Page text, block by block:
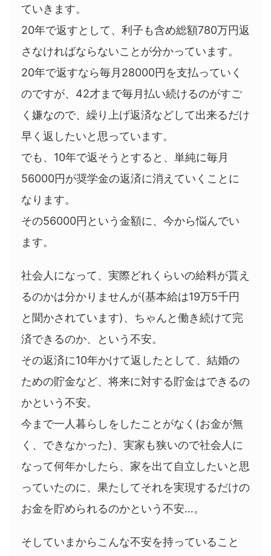
ていきます。
20年で返すとして、利子も含め総額780万円返
さなければならないことが分かっています。
20年で返すなら毎月28000円を支払っていく
のですが、42才まで毎月払い続けるのがすご
く嫌なので、繰り上げ返済などして出来るだけ
早く返したいと思っています。
でも、10年で返そうとすると、単純に毎月
56000円が奨学金の返済に消えていくことに
なります。
その56000円という金額に、今から悩んでい
ます。
社会人になって、実際どれくらいの給料が貰え
るのかは分かりませんが(基本給は19万5千円
と聞かされています)、ちゃんと働き続けて完
済できるのか、という不安。
その返済に10年かけて返したとして、結婚の
ための貯金など、将来に対する貯金はできるの
かという不安。
今まで一人暮らしをしたことがなく(お金が無
く、できなかった)、実家も狭いので社会人に
なって何年かしたら、家を出て自立したいと思
っていたのに、果たしてそれを実現するだけの
お金を貯められるのかという不安…。
そしていまからこんな不安を持っていること